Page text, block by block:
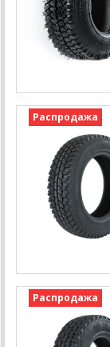
Распродажа
Распродажа